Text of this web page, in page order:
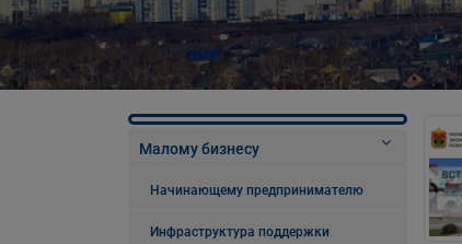
Малому бизнесу
Начинающему предпринимателю
Инфраструктура поддержки